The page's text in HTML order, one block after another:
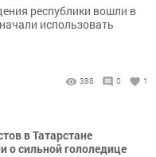
республики вошли в
использовать
388 0 1
в Татарстане
о сильной гололедице